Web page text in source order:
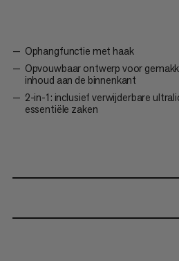
Ophangfunctie met haak
Opvouwbaar ontwerp voor
inhoud aan de binnenkant
2-in-1: inclusief verwijderbare
essentiële zaken